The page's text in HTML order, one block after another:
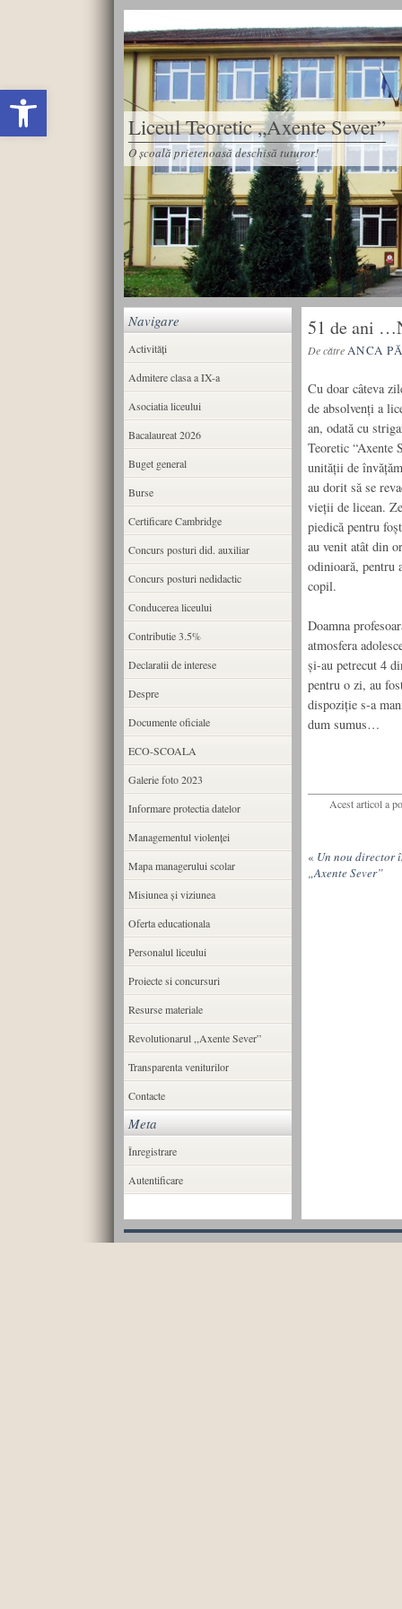
Deschide bara de unelte
Liceul Teoretic „Axente Sever”
O școală prietenoasă deschisă tuturor!
51 de ani
De cătreANCA
Cu doar câteva
de absolvenţi a
an, odată cu
Teoretic “Axente
unităţii de
au dorit să se
vieţii de licean.
piedică pentru
au venit atât din
odinioară, pentru
copil.
Doamna
atmosfera
şi-au petrecut 4
pentru o zi, au
dispoziţie s-a
dum sumus…
Acest articol a
« Un nou director
„Axente Sever”
Navigare
Activități
Admitere clasa a IX-a
Asociatia liceului
Bacalaureat 2026
Buget general
Burse
Certificare Cambridge
Concurs posturi did. auxiliar
Concurs posturi nedidactic
Conducerea liceului
Contributie 3.5%
Declaratii de interese
Despre
Documente oficiale
ECO-SCOALA
Galerie foto 2023
Informare protectia datelor
Managementul violenței
Mapa managerului scolar
Misiunea şi viziunea
Oferta educationala
Personalul liceului
Proiecte si concursuri
Resurse materiale
Revolutionarul ,,Axente Sever”
Transparenta veniturilor
Contacte
Meta
Înregistrare
Autentificare